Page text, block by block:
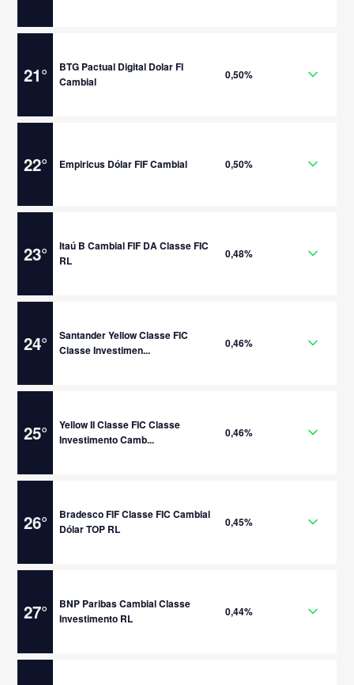
21°
BTG Pactual Digital Dolar FI
Cambial
0,50%
22° Empiricus Dólar FIF Cambial 0,50%
23°
Itaú B Cambial FIF DA Classe FIC
RL
0,48%
24°
Santander Yellow Classe FIC
Classe Investimen...
0,46%
25°
Yellow II Classe FIC Classe
Investimento Camb...
0,46%
26°
Bradesco FIF Classe FIC Cambial
Dólar TOP RL
0,45%
27°
BNP Paribas Cambial Classe
Investimento RL
0,44%